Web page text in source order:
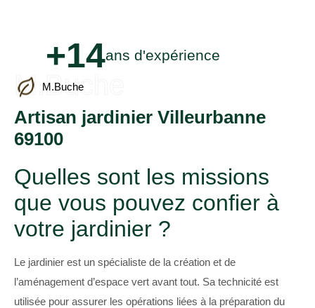
+14ans d'expérience
M.Buche
M.Buche
Artisan jardinier Villeurbanne
69100
Quelles sont les missions
que vous pouvez confier à
votre jardinier ?
Le jardinier est un spécialiste de la création et de
l’aménagement d’espace vert avant tout. Sa technicité est
utilisée pour assurer les opérations liées à la préparation du